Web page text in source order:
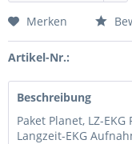
Merken
Artikel-Nr.:
Beschreibung
Paket Planet, LZ-
Langzeit-EKG